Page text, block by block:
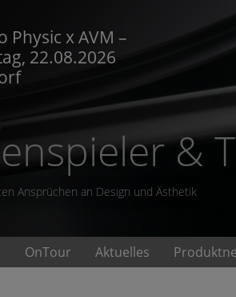
Physic x AVM –
22.08.2026
II mit
OnTour Aktuelles